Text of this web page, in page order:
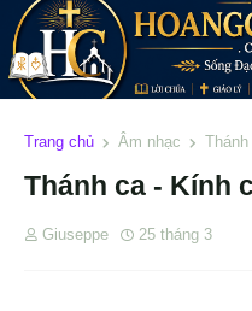
Trang chủ Âm nhạc
Thánh ca - Kính
Giuseppe 25 tháng 3